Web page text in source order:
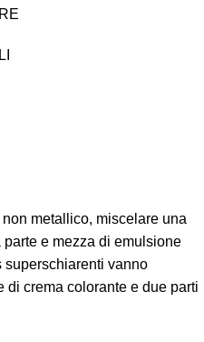
metallico, miscelare una
e mezza di emulsione
superschiarenti vanno
di crema colorante e due parti